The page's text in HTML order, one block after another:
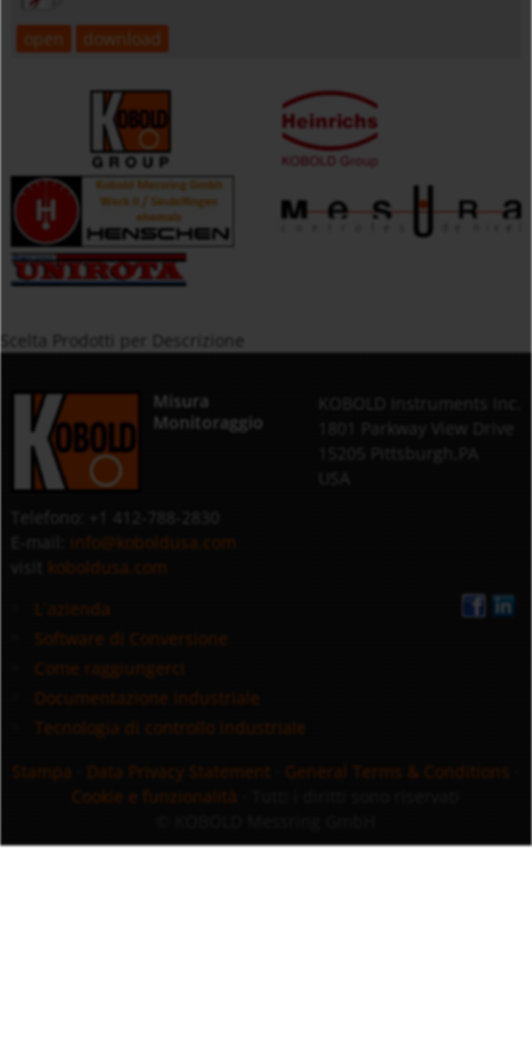
open download
Misura
Monitoraggio
info@koboldusa.com
koboldusa.com
L`azienda
Software di Conversione
Come raggiungerci
Documentazione industriale
Tecnologia di controllo industriale
Stampa
Data Privacy Statement General Terms & Conditions
Cookie e funzionalità